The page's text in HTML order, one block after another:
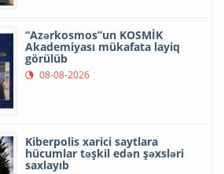
“Azərkosmos”un KOSMİK
Akademiyası mükafata layiq
görülüb
08-08-2026
Kiberpolis xarici saytlara
hücumlar təşkil edən şəxsləri
saxlayıb